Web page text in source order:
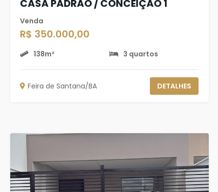
CASA PADRÃO / CONCEIÇÃO 1
Venda
R$ 350.000,00
138m² 3 quartos
Feira de Santana/BA DETALHES